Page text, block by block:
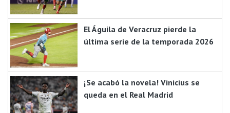
El Águila de Veracruz pierde la
última serie de la temporada 2026
¡Se acabó la novela! Vinicius se
queda en el Real Madrid